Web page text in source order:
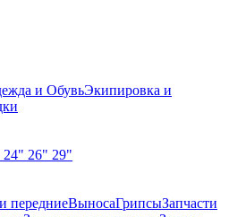
и ОбувьЭкипировка и
24" 26" 29"
передниеВыносаГрипсыЗапчасти